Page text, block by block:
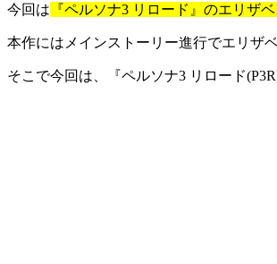
今回は 『ペルソナ3 リロード』のエリザ
本作にはメインストーリー進行でエリザ
そこで今回は、『ペルソナ3 リロード